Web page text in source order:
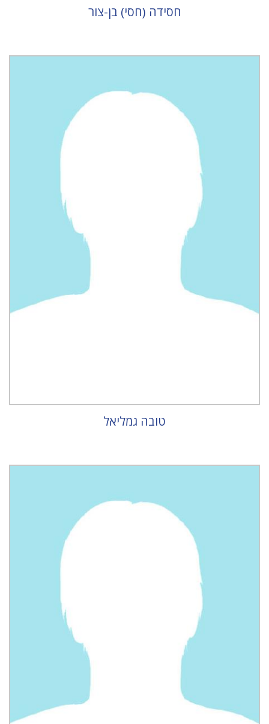
חסידה (חסי) בן-צור
טובה גמליאל